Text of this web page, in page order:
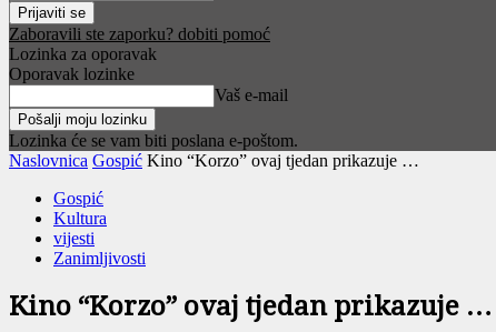
Zaboravili ste zaporku? dobiti pomoć
Lozinka za oporavak
Oporavak lozinke
Vaš e-mail
Lozinka će se vam biti poslana e-poštom.
Naslovnica Gospić Kino “Korzo” ovaj tjedan prikazuje …
Gospić
Kultura
vijesti
Zanimljivosti
Kino “Korzo” ovaj tjedan prikazuje …